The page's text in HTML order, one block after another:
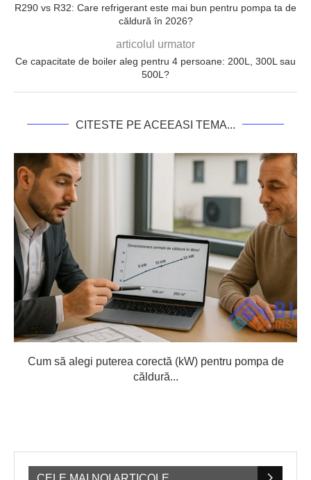
R290 vs R32: Care refrigerant este mai bun pentru pompa ta de
căldură în 2026?
articolul urmator
Ce capacitate de boiler aleg pentru 4 persoane: 200L, 300L sau
500L?
CITESTE PE ACEEASI TEMA...
Cum să alegi puterea corectă (kW) pentru pompa de
căldură...